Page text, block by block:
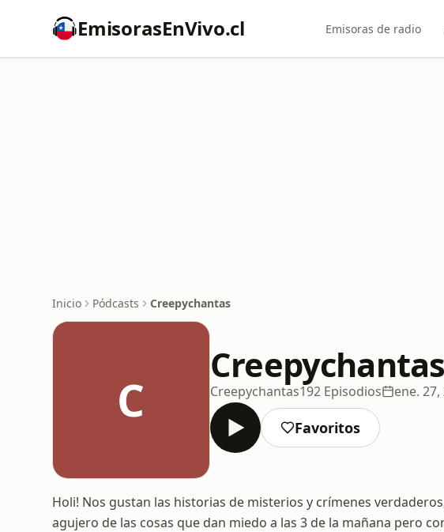
EmisorasEnVivo.cl Emisoras de radio
Inicio Pódcasts Creepychantas
C
Creepychantas
Creepychantas192 Episodios ene. 27,
Favoritos
Holi! Nos gustan las historias de misterios y crímenes
agujero de las cosas que dan miedo a las 3 de la mañana pero